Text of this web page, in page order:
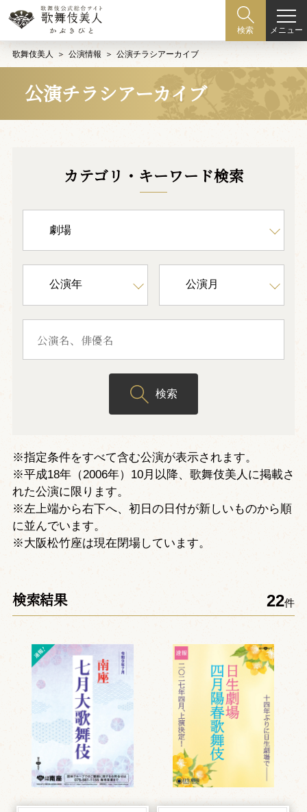
検索 メニュー
歌舞伎美人 公演情報 公演チラシアーカイブ
公演チラシアーカイブ
カテゴリ・キーワード検索
検索
※指定条件をすべて含む公演が表示されます。
※平成18年（2006年）10月以降、歌舞伎美人に掲載さ
れた公演に限ります。
※左上端から右下へ、初日の日付が新しいものから順
に並んでいます。
※大阪松竹座は現在閉場しています。
検索結果 22件